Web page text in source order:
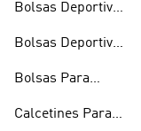
Bolsas Deportivas
Bolsas Deportivas
Bolsas Para
Calcetines Para